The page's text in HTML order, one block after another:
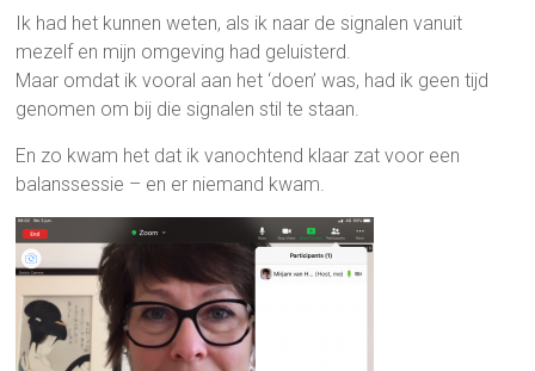
Ik had het kunnen weten, als ik naar de signalen vanuit
mezelf en mijn omgeving had geluisterd.
Maar omdat ik vooral aan het ‘doen’ was, had ik geen tijd
genomen om bij die signalen stil te staan.
En zo kwam het dat ik vanochtend klaar zat voor een
balanssessie – en er niemand kwam.